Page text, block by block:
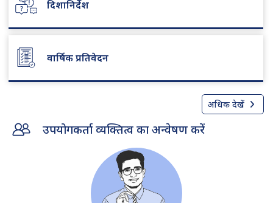
दिशानिर्देश
वार्षिक प्रतिवेदन
अधिक देखें
उपयोगकर्ता व्यक्तित्व का अन्वेषण करें